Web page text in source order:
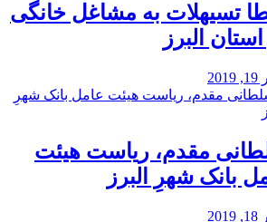
تسیهلات به مشاغل خانگی
البرز
مقدم، ریاست هیئت
بانک شهرِ البرز